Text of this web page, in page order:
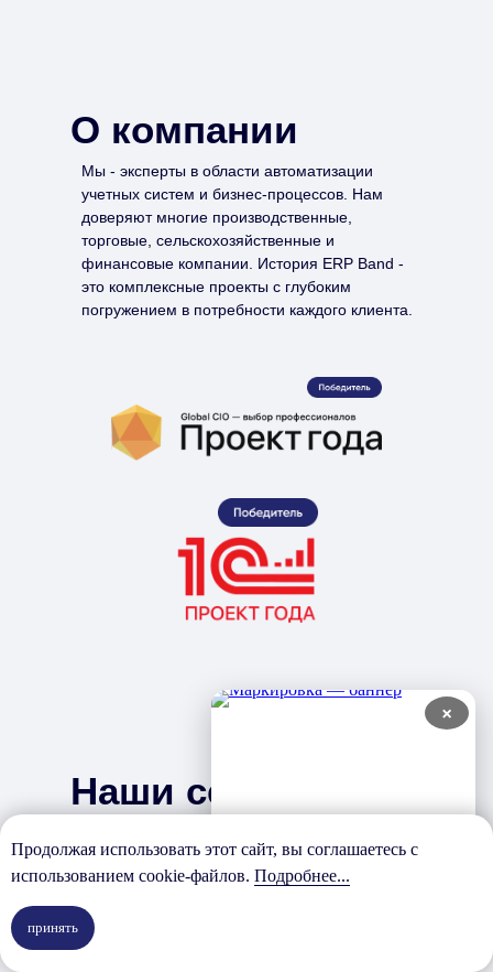
Мы - эксперты в области автоматизации
учетных систем и бизнес-процессов. Нам
доверяют многие производственные,
торговые, сельскохозяйственные и
финансовые компании. История ERP Band -
это комплексные проекты с глубоким
погружением в потребности каждого клиента.
О компании
Наши сертификаты
Сертификат
Продолжая использовать этот сайт, вы соглашаетесь с
использованием cookie-файлов. Подробнее...
принять
×